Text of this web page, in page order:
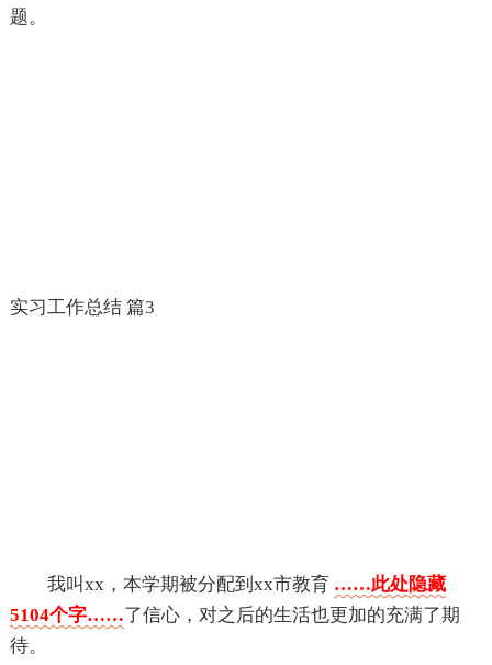
题。
实习工作总结 篇3
我叫xx，本学期被分配到xx市教育 ……此处隐藏
5104个字……了信心，对之后的生活也更加的充满了期
待。